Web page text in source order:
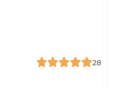
28